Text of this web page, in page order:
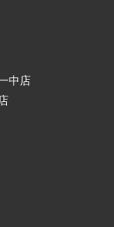
中店